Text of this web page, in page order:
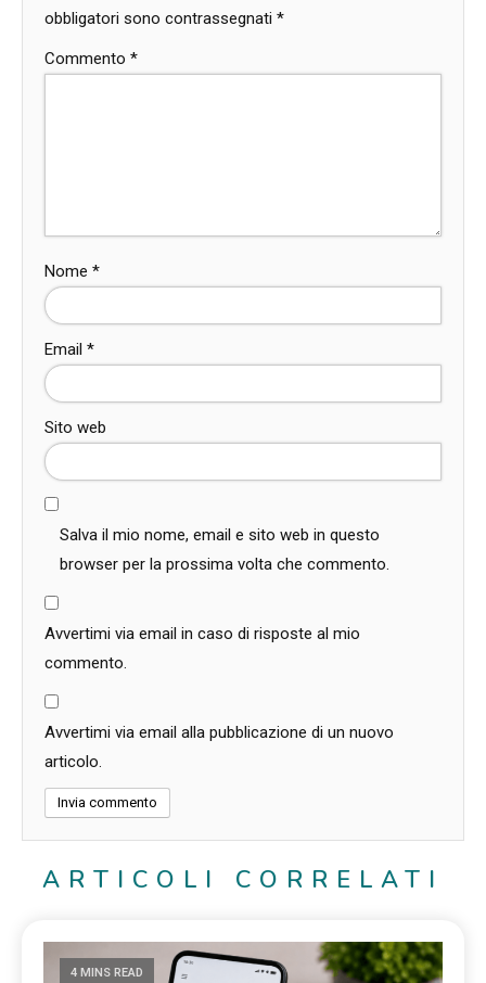
obbligatori sono contrassegnati *
Commento *
Nome *
Email *
Sito web
Salva il mio nome, email e sito web in questo
browser per la prossima volta che commento.
Avvertimi via email in caso di risposte al mio
commento.
Avvertimi via email alla pubblicazione di un nuovo
articolo.
ARTICOLI CORRELATI
4 MINS READ